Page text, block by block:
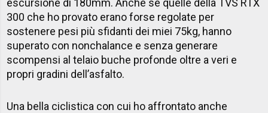
300 che ho provato erano forse regolate per
sostenere pesi più sfidanti dei miei 75kg, hanno
superato con nonchalance e senza generare
scompensi al telaio buche profonde oltre a veri e
propri gradini dell’asfalto.
Una bella ciclistica con cui ho affrontato anche